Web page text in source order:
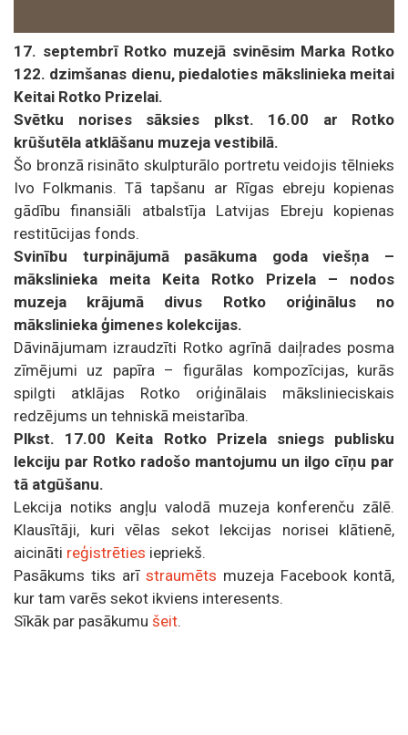
17. septembrī Rotko muzejā svinēsim Marka Rotko
122. dzimšanas dienu, piedaloties mākslinieka meitai
Keitai Rotko Prizelai.
Svētku norises sāksies plkst. 16.00 ar Rotko
krūšutēla atklāšanu muzeja vestibilā.
Šo bronzā risināto skulpturālo portretu veidojis tēlnieks
Ivo Folkmanis. Tā tapšanu ar Rīgas ebreju kopienas
gādību finansiāli atbalstīja Latvijas Ebreju kopienas
restitūcijas fonds.
Svinību turpinājumā pasākuma goda viešņa –
mākslinieka meita Keita Rotko Prizela – nodos
muzeja krājumā divus Rotko oriģinālus no
mākslinieka ģimenes kolekcijas.
Dāvinājumam izraudzīti Rotko agrīnā daiļrades posma
zīmējumi uz papīra – figurālas kompozīcijas, kurās
spilgti atklājas Rotko oriģinālais mākslinieciskais
redzējums un tehniskā meistarība.
Plkst. 17.00 Keita Rotko Prizela sniegs publisku
lekciju par Rotko radošo mantojumu un ilgo cīņu par
tā atgūšanu.
Lekcija notiks angļu valodā muzeja konferenču zālē.
Klausītāji, kuri vēlas sekot lekcijas norisei klātienē,
aicināti reģistrēties iepriekš.
Pasākums tiks arī straumēts muzeja Facebook kontā,
kur tam varēs sekot ikviens interesents.
Sīkāk par pasākumu šeit.